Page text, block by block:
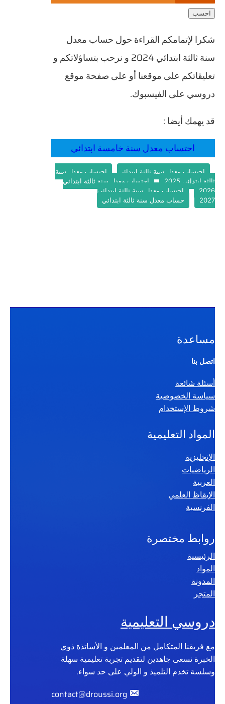
احسب
شكرا لإتمامكم القراءة حول حساب معدل
سنة ثالثة ابتدائي 2024 و نرحب بتساؤلاتكم و
تعليقاتكم على موقعنا أو على صفحة موقع
دروسي على الفيسبوك.
قد يهمك أيضا :
احتساب معدل سنة خامسة ابتدائي
احتساب معدل سنة ثالثة ابتدائي
احتساب معدل سنة
ثالثة ابتدائي 2025
احتساب معدل سنة ثالثة ابتدائي
2026
احتساب معدل سنة ثالثة ابتدائي
2027
حساب معدل سنة ثالثة ابتدائي
مساعدة
اتصل بنا
أسئلة شائعة
سياسة الخصوصية
شروط الإستخدام
المواد التعليمية
الإنجليزية
الرياضيات
العربية
الإيقاظ العلمي
الفرنسية
روابط مختصرة
الرئيسية
المواد
المدونة
المتجر
دروسي التعليمية
مع فريقنا المتكامل من المعلمين و الأساتذة ذوي
الخبرة نسعى جاهدين لتقديم تجربة تعليمية سهلة
وسلسة تخدم التلميذ و الولي على حد سواء.